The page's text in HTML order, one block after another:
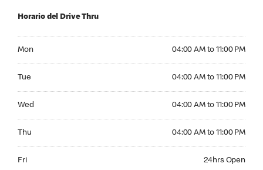
Horario del Drive Thru
Mon 04:00 AM to 11:00 PM
Tue 04:00 AM to 11:00 PM
Wed 04:00 AM to 11:00 PM
Thu 04:00 AM to 11:00 PM
Fri 24hrs Open